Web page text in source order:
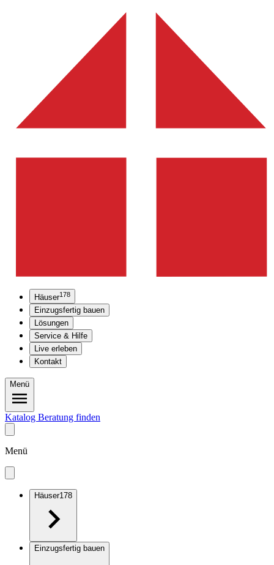
Häuser178
Einzugsfertig bauen
Lösungen
Service & Hilfe
Live erleben
Kontakt
Menü
Katalog Beratung finden
Menü
Häuser178
Einzugsfertig bauen